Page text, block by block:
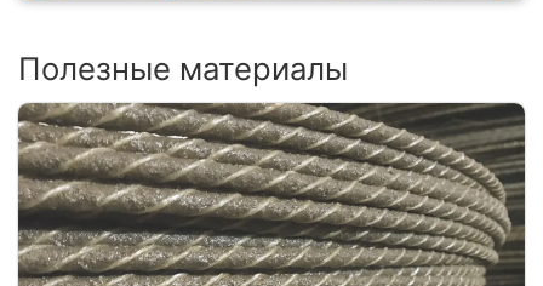
Полезные материалы